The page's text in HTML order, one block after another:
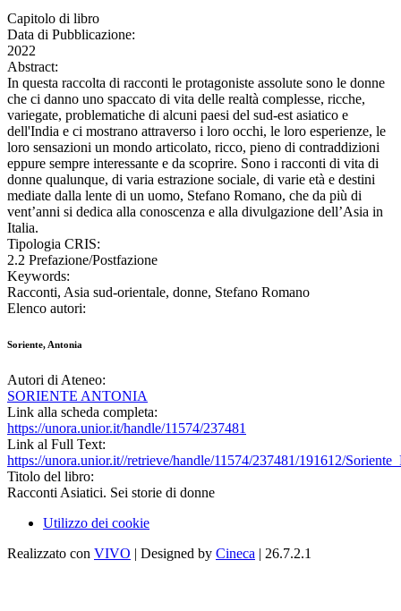
Capitolo di libro
Data di Pubblicazione:
2022
Abstract:
In questa raccolta di racconti le protagoniste assolute sono le donne
che ci danno uno spaccato di vita delle realtà complesse, ricche,
variegate, problematiche di alcuni paesi del sud-est asiatico e
dell'India e ci mostrano attraverso i loro occhi, le loro esperienze, le
loro sensazioni un mondo articolato, ricco, pieno di contraddizioni
eppure sempre interessante e da scoprire. Sono i racconti di vita di
donne qualunque, di varia estrazione sociale, di varie età e destini
mediate dalla lente di un uomo, Stefano Romano, che da più di
vent’anni si dedica alla conoscenza e alla divulgazione dell’Asia in
Italia.
Tipologia CRIS:
2.2 Prefazione/Postfazione
Keywords:
Racconti, Asia sud-orientale, donne, Stefano Romano
Elenco autori:
Soriente, Antonia
Autori di Ateneo:
SORIENTE ANTONIA
Link alla scheda completa:
https://unora.unior.it/handle/11574/237481
Link al Full Text:
https://unora.unior.it//retrieve/handle/11574/237481/191612/
Titolo del libro:
Racconti Asiatici. Sei storie di donne
Utilizzo dei cookie
Realizzato con VIVO | Designed by Cineca | 26.7.2.1